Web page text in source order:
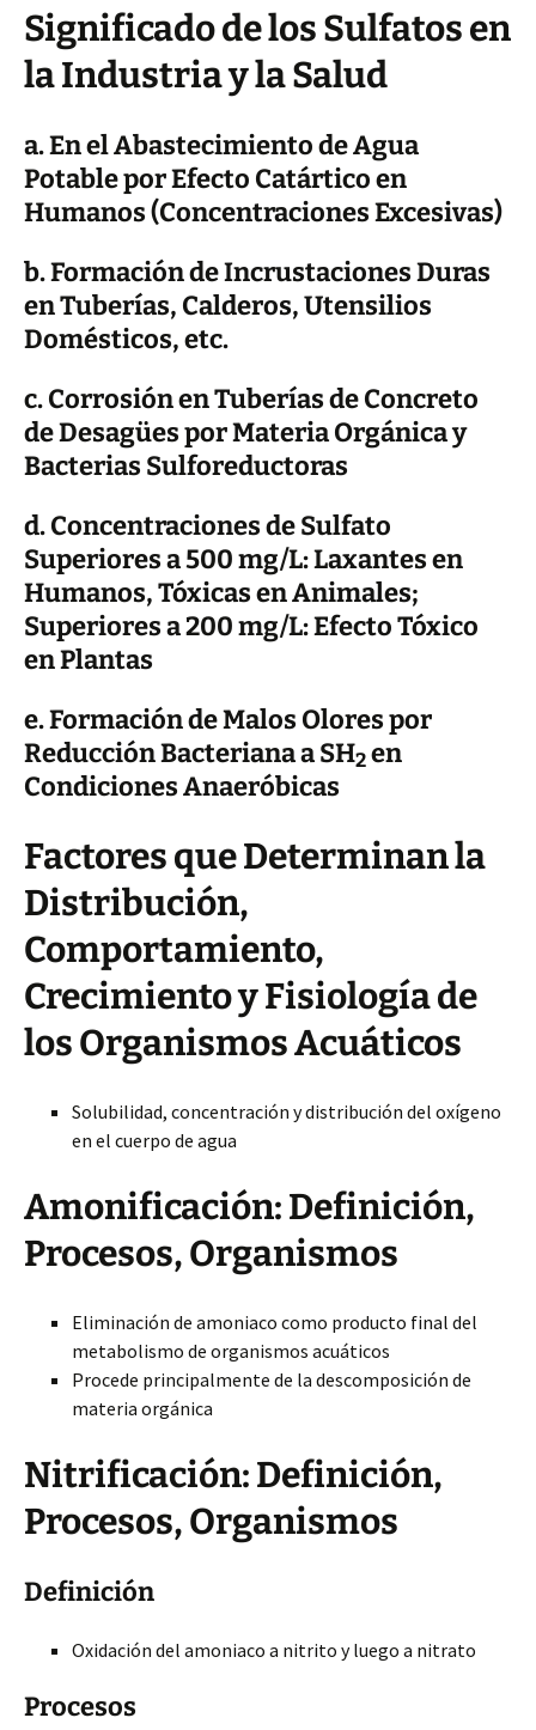
Significado de los Sulfatos en
la Industria y la Salud
a. En el Abastecimiento de Agua
Potable por Efecto Catártico en
Humanos (ConcentracionesExcesivas)
b. Formación de Incrustaciones Duras
en Tuberías, Calderos, Utensilios
Domésticos, etc.
c. Corrosión en Tuberías de Concreto
de Desagües por Materia Orgánica y
Bacterias Sulforeductoras
d. Concentraciones de Sulfato
Superiores a 500 mg/L: Laxantes en
Humanos, Tóxicas en Animales;
Superiores a 200 mg/L: Efecto Tóxico
en Plantas
e. Formación de Malos Olores por
Reducción Bacteriana a SH2 en
Condiciones Anaeróbicas
Factores que Determinan la
Distribución,
Comportamiento,
Crecimiento y Fisiología de
los Organismos Acuáticos
Solubilidad, concentración y distribución del oxígeno
en el cuerpo de agua
Amonificación: Definición,
Procesos, Organismos
Eliminación de amoniaco como producto final del
metabolismo de organismos acuáticos
Procede principalmente de la descomposición de
materia orgánica
Nitrificación: Definición,
Procesos, Organismos
Definición
Oxidación del amoniaco a nitrito y luego a nitrato
Procesos